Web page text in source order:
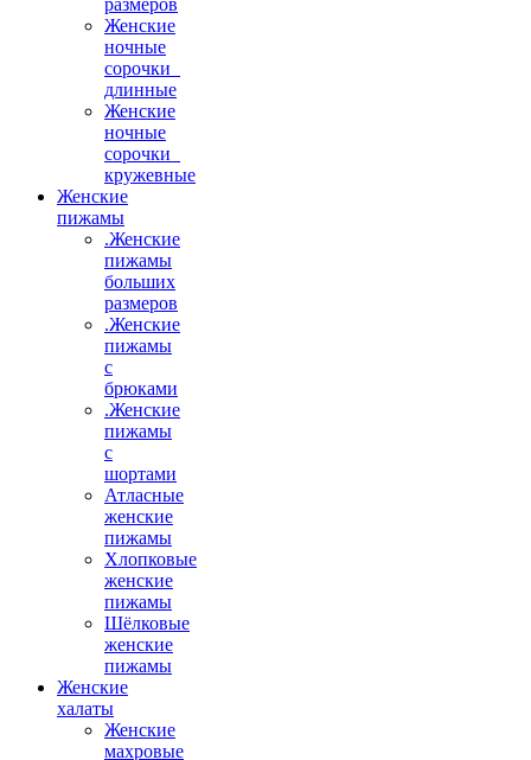
размеров
Женские
ночные
сорочки_
длинные
Женские
ночные
сорочки_
кружевные
Женские
пижамы
.Женские
пижамы
больших
размеров
.Женские
пижамы
с
брюками
.Женские
пижамы
с
шортами
Атласные
женские
пижамы
Хлопковые
женские
пижамы
Шёлковые
женские
пижамы
Женские
халаты
Женские
махровые